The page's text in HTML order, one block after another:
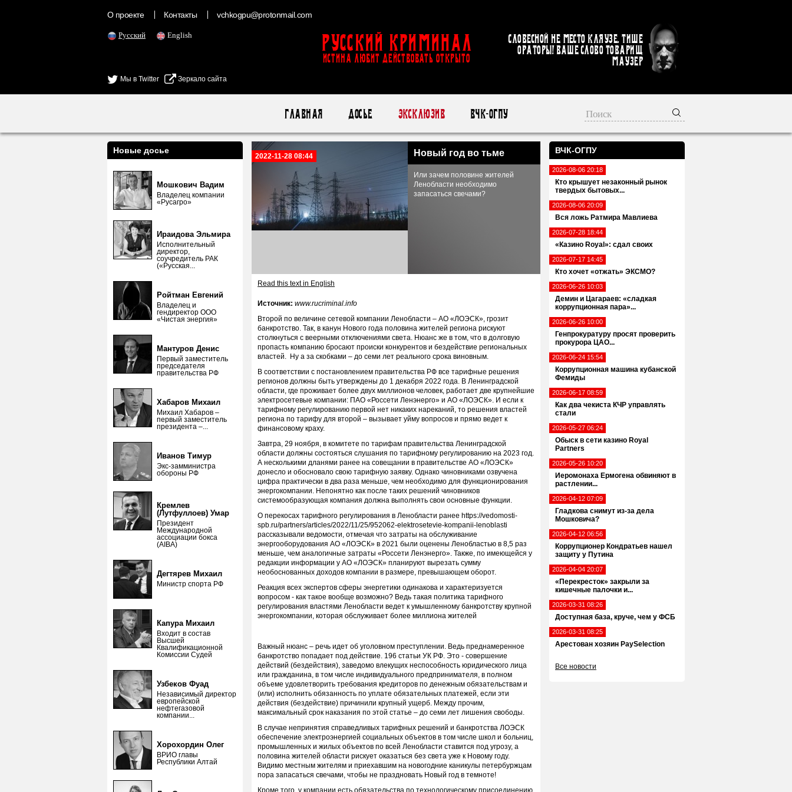
О проекте Контакты vchkogpu@protonmail.com
Русский English
Мы в Twitter Зеркало сайта
Русский Криминал
ИСТИНА ЛЮБИТ ДЕЙСТВОВАТЬ ОТКРЫТО
Словесной не место кляузе. Тише
ораторы! Ваше слово товарищ
Маузер
Главная Досье Эксклюзив ВЧК-ОГПУ
ВЧК-ОГПУ
2026-08-06 20:18
Кто крышует незаконный рынок
твердых бытовых...
2026-08-06 20:09
Вся ложь Ратмира Мавлиева
2026-07-28 18:44
«Казино Royal»: сдал своих
2026-07-17 14:45
Кто хочет «отжать» ЭКСМО?
2026-06-26 10:03
Демин и Цагараев: «сладкая
коррупционная пара»...
2026-06-26 10:00
Генпрокуратуру просят проверить
прокурора ЦАО...
2026-06-24 15:54
Коррупционная машина кубанской
Фемиды
2026-06-17 08:59
Как два чекиста КЧР управлять
стали
2026-05-27 06:24
Обыск в сети казино Royal
Partners
2026-05-26 10:20
Иеромонаха Ермогена обвиняют в
растлении...
2026-04-12 07:09
Гладкова снимут из-за дела
Мошковича?
2026-04-12 06:56
Коррупционер Кондратьев нашел
защиту у Путина
2026-04-04 20:07
«Перекресток» закрыли за
кишечные палочки и...
2026-03-31 08:26
Доступная база, круче, чем у ФСБ
2026-03-31 08:25
Арестован хозяин PaySelection
Все новости
Новые досье
Мошкович Вадим
Владелец компании
«Русагро»
Ираидова Эльмира
Исполнительный
директор,
соучредитель РАК
(«Русская...
Ройтман Евгений
Владелец и
гендиректор ООО
«Чистая энергия»
Мантуров Денис
Первый заместитель
председателя
правительства РФ
Хабаров Михаил
Михаил Хабаров –
первый заместитель
президента –...
Иванов Тимур
Экс-замминистра
обороны РФ
Кремлев
(Лутфуллоев) Умар
Президент
Международной
ассоциации бокса
(AIBA)
Дегтярев Михаил
Министр спорта РФ
Капура Михаил
Входит в состав
Высшей
Квалификационной
Комиссии Судей
Узбеков Фуад
Независимый директор
европейской
нефтегазовой
компании...
Хорохордин Олег
ВРИО главы
Республики Алтай
2022-11-28 08:44 Новый год во тьме
Или зачем половине жителей
Ленобласти необходимо
запасаться свечами?
Read this text in English
Источник: www.rucriminal.info
Второй по величине сетевой компании Ленобласти – АО «ЛОЭСК», грозит
банкротство. Так, в канун Нового года половина жителей региона рискуют
столкнуться с веерными отключениями света. Нюанс же в том, что в долговую
пропасть компанию бросают происки конкурентов и бездействие региональных
властей. Ну а за скобками – до семи лет реального срока виновным.
В соответствии с постановлением правительства РФ все тарифные решения
регионов должны быть утверждены до 1 декабря 2022 года. В Ленинградской
области, где проживает более двух миллионов человек, работает две крупнейшие
электросетевые компании: ПАО «Россети Ленэнерго» и АО «ЛОЭСК». И если к
тарифному регулированию первой нет никаких нареканий, то решения властей
региона по тарифу для второй – вызывает уйму вопросов и прямо ведет к
финансовому краху.
Завтра, 29 ноября, в комитете по тарифам правительства Ленинградской
области должны состояться слушания по тарифному регулированию на 2023 год.
А несколькими дланями ранее на совещании в правительстве АО «ЛОЭСК»
донесло и обосновало свою тарифную заявку. Однако чиновниками озвучена
цифра практически в два раза меньше, чем необходимо для функционирования
энергокомпании. Непонятно как после таких решений чиновников
системообразующая компания должна выполнять свои основные функции.
О перекосах тарифного регулирования в Ленобласти ранее https://vedomosti-
spb.ru/partners/articles/2022/11/25/952062-elektrosetevie-kompanii-lenoblasti
рассказывали ведомости, отмечая что затраты на обслуживание
энергооборудования АО «ЛОЭСК» в 2021 были оценены Ленобластью в 8,5 раз
меньше, чем аналогичные затраты «Россети Ленэнерго». Также, по имеющейся у
редакции информации у АО «ЛОЭСК» планируют вырезать сумму
необоснованных доходов компании в размере, превышающем оборот.
Реакция всех экспертов сферы энергетики одинакова и характеризуется
вопросом - как такое вообще возможно? Ведь такая политика тарифного
регулирования властями Ленобласти ведет к умышленному банкротству крупной
энергокомпании, которая обслуживает более миллиона жителей
Важный нюанс – речь идет об уголовном преступлении. Ведь преднамеренное
банкротство попадает под действие. 196 статьи УК РФ. Это - совершение
действий (бездействия), заведомо влекущих неспособность юридического лица
или гражданина, в том числе индивидуального предпринимателя, в полном
объеме удовлетворить требования кредиторов по денежным обязательствам и
(или) исполнить обязанность по уплате обязательных платежей, если эти
действия (бездействие) причинили крупный ущерб. Между прочим,
максимальный срок наказания по этой статье – до семи лет лишения свободы.
В случае непринятия справедливых тарифных решений и банкротства ЛОЭСК
обеспечение электроэнергией социальных объектов в том числе школ и больниц,
промышленных и жилых объектов по всей Ленобласти ставится под угрозу, а
половина жителей области рискует оказаться без света уже к Новому году.
Видимо местным жителям и приехавшим на новогодние каникулы петербуржцам
пора запасаться свечами, чтобы не праздновать Новый год в темноте!
Кроме того, у компании есть обязательства по технологическому присоединению